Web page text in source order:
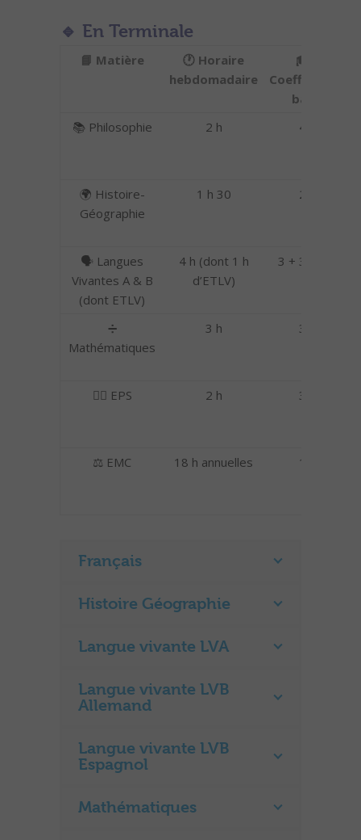
🔹 En Terminale
📘 Matière
🕐 Horaire
hebdomadaire
🎓
Coefficient
bac
📚 Philosophie 2 h 4
🌍 Histoire-
Géographie
1 h 30 2
🗣️ Langues
Vivantes A & B
(dont ETLV)
4 h (dont 1 h
d’ETLV)
3 + 3 = 6
➗
Mathématiques
3 h 3
🤸‍♂️ EPS 2 h
3
⚖️ EMC
18 h annuelles 1
Français
Histoire Géographie
Langue vivante LVA
Langue vivante LVB
Allemand
Langue vivante LVB
Espagnol
Mathématiques